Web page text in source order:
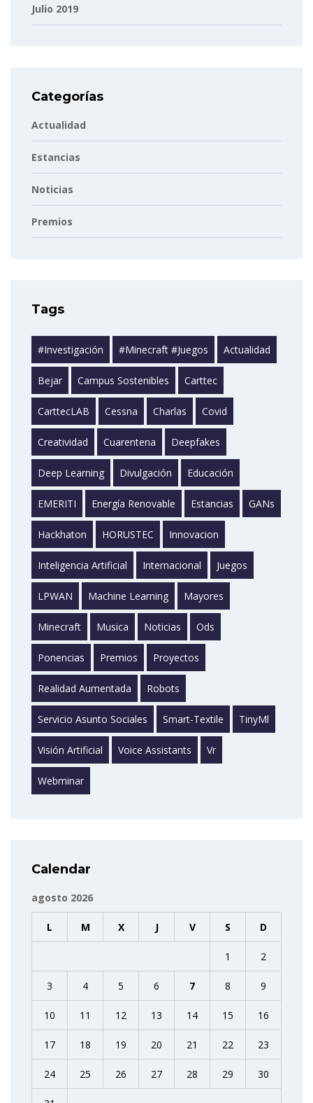
Julio 2019
Categorías
Actualidad
Estancias
Noticias
Premios
Tags
#investigación #minecraft #juegos Actualidad
Bejar Campus Sostenibles Carttec
CarttecLAB Cessna Charlas Covid
Creatividad Cuarentena Deepfakes
Deep Learning Divulgación Educación
EMERITI Energía Renovable Estancias GANs
Hackhaton HORUSTEC Innovacion
Inteligencia Artificial Internacional Juegos
LPWAN Machine Learning Mayores
Minecraft Musica Noticias Ods
Ponencias Premios Proyectos
Realidad Aumentada Robots
Servicio Asunto Sociales Smart-Textile TinyMl
Visión Artificial Voice Assistants Vr
Webminar
Calendar
agosto 2026
L M X J V S D
1 2
3 4 5 6 7 8 9
10 11 12 13 14 15 16
17 18 19 20 21 22 23
24 25 26 27 28 29 30